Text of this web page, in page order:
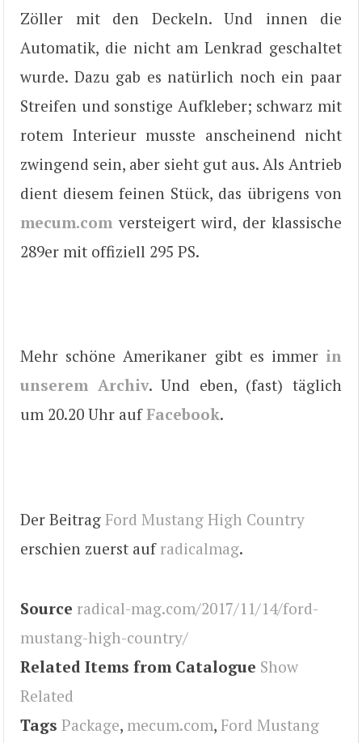
Zöller mit den Deckeln. Und innen die
Automatik, die nicht am Lenkrad geschaltet
wurde. Dazu gab es natürlich noch ein paar
Streifen und sonstige Aufkleber; schwarz mit
rotem Interieur musste anscheinend nicht
zwingend sein, aber sieht gut aus. Als Antrieb
dient diesem feinen Stück, das übrigens von
mecum.com versteigert wird, der klassische
289er mit offiziell 295 PS.
Mehr schöne Amerikaner gibt es immer in
unserem Archiv. Und eben, (fast) täglich
um 20.20 Uhr aufFacebook.
Der Beitrag Ford Mustang High Country
erschien zuerst auf radicalmag.
Source radical-mag.com/2017/11/14/ford-
mustang-high-country/
Related Items from Catalogue Show
Related
Tags Package, mecum.com, Ford Mustang